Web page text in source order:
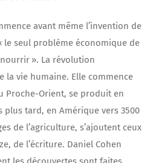
avant même l’invention de
le seul problème économique de
». La révolution
la vie humaine. Elle commence
Proche-Orient, se produit en
plus tard, en Amérique vers 3500
de l’agriculture, s’ajoutent ceux
de l’écriture. Daniel Cohen